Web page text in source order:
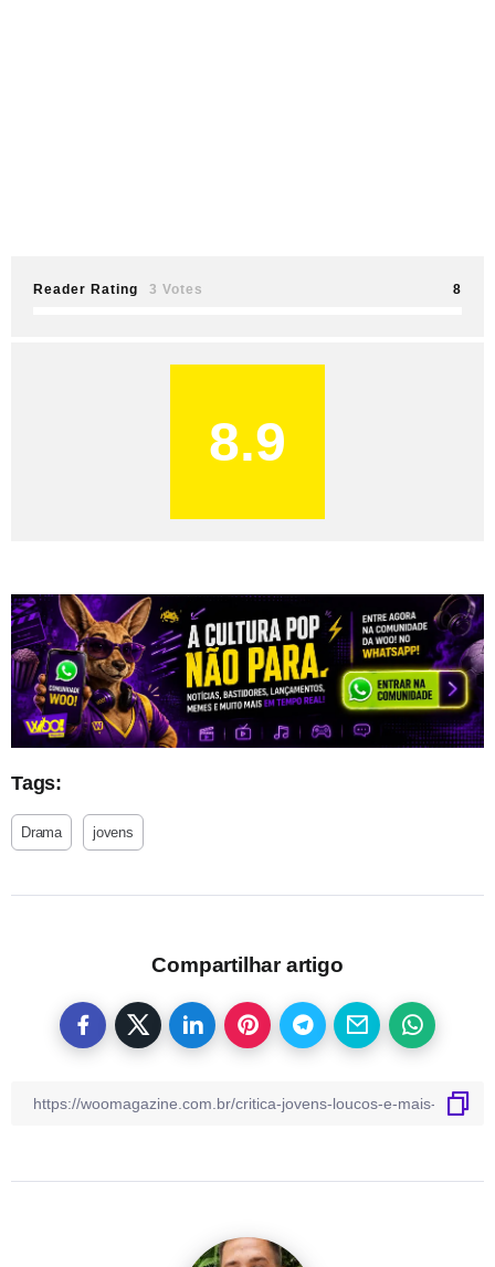
Reader Rating 3 Votes 8
8.9
Tags:
Drama jovens
Compartilhar artigo